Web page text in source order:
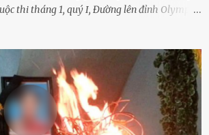
thi tháng 1, quý I, Đường lên đỉnh Olympia.
xao, bức xúc trong dư luận. Ngay sau đó,
Nguyễn Tất Thành báo cáo xác nhận tài
học sinh Chu Ngọc Quang Vinh, lớp 12 Anh
sinh này từng giành ngôi vô địch, mang về
thi tháng 1, quý I, Đường lên đỉnh Olympia